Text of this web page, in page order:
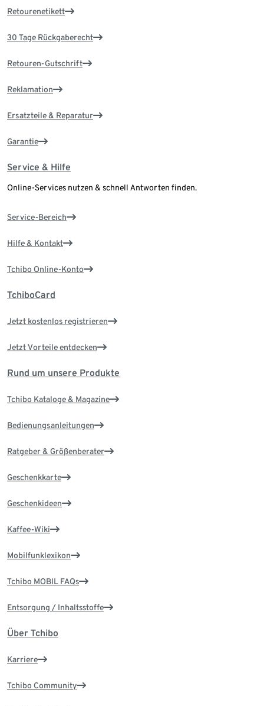
Retourenetikett
30 Tage Rückgaberecht
Retouren-Gutschrift
Reklamation
Ersatzteile & Reparatur
Garantie
Service & Hilfe
Online-Services nutzen & schnell Antworten finden.
Service-Bereich
Hilfe & Kontakt
Tchibo Online-Konto
TchiboCard
Jetzt kostenlos registrieren
Jetzt Vorteile entdecken
Rund um unsere Produkte
Tchibo Kataloge & Magazine
Bedienungsanleitungen
Ratgeber & Größenberater
Geschenkkarte
Geschenkideen
Kaffee-Wiki
Mobilfunklexikon
Tchibo MOBIL FAQs
Entsorgung / Inhaltsstoffe
Über Tchibo
Karriere
Tchibo Community